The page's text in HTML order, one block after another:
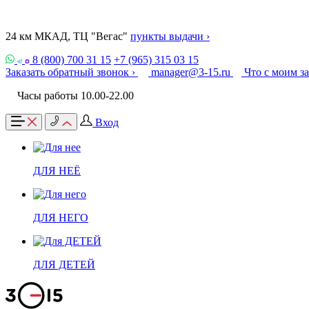
24 км МКАД, ТЦ "Вегас" пункты выдачи ›
8 (800) 700 31 15 +7 (965) 315 03 15
Заказать обратный звонок ›
manager@3-15.ru
Что с моим
Часы работы 10.00-22.00
Вход
ДЛЯ НЕЁ
ДЛЯ НЕГО
ДЛЯ ДЕТЕЙ